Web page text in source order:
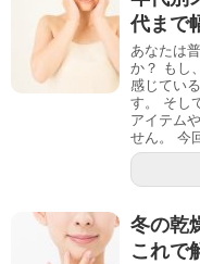
代まで
あなたは
か？ もし
感じてい
す。 そし
アイテム
せん。 今
冬の乾
これで